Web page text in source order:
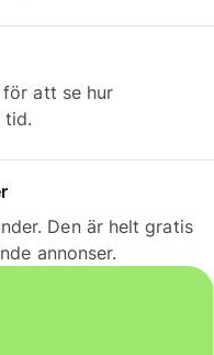
att se hur
tid.
Den är helt gratis
annonser.